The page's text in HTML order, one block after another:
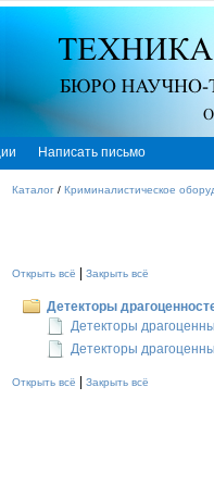
Написать письмо
Каталог / Криминалистическое
Открыть всё Закрыть всё
Детекторы
Детекторы
Детекторы
Открыть всё Закрыть всё